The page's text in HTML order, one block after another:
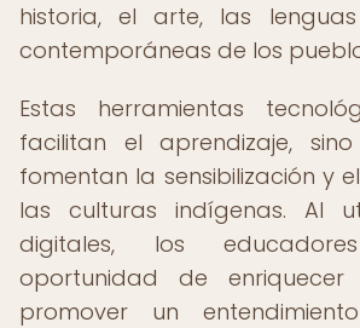
historia, el arte, las
contemporáneas de los
Estas herramientas
facilitan el aprendizaje,
fomentan la sensibilización y
las culturas indígenas. Al
digitales, los
oportunidad de
promover un